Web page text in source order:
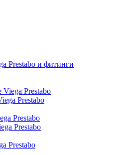
Prestabo и фитинги
Prestabo
Prestabo
Prestabo
Prestabo
Prestabo